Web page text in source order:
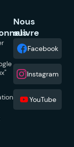
Nous
suivre
Facebook
Instagram
YouTube